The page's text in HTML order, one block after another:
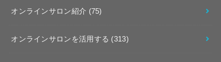
オンラインサロン紹介 (75)
オンラインサロンを活用する (313)